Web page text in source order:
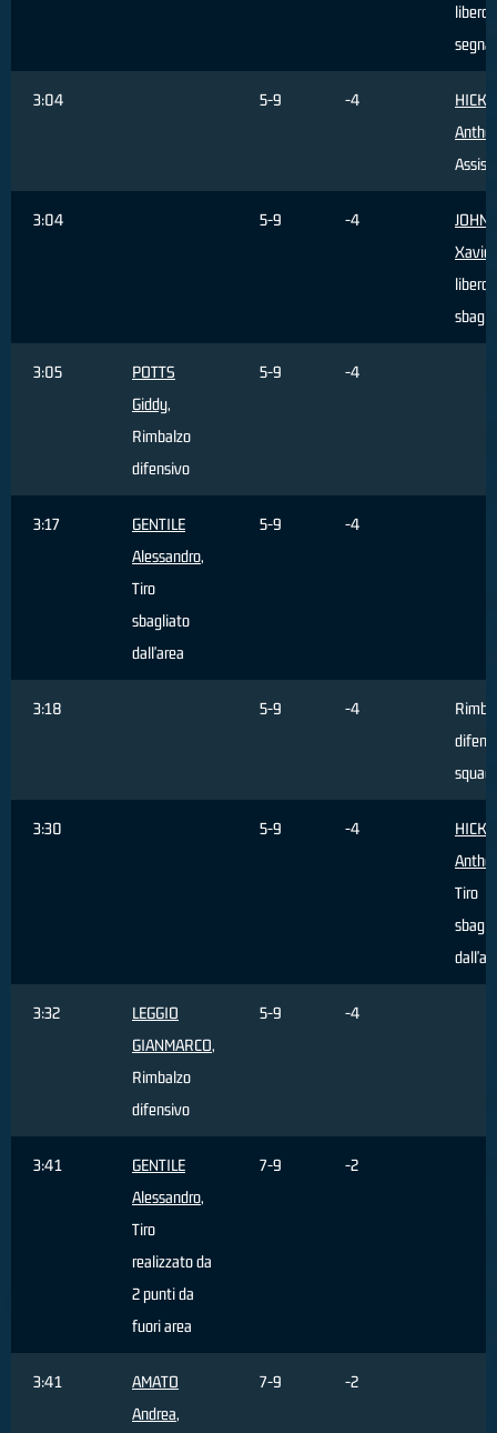
libero
3:04 5-9 -4
Assist
3:04 5-9 -4
Xavier
libero
3:05
POTTS
Giddy,
Rimbalzo
difensivo
5-9 -4
3:17
GENTILE
Alessandro,
Tiro
sbagliato
dall'area
5-9 -4
3:18 5-9 -4
3:30 5-9 -4
Tiro
3:32
LEGGIO
GIANMARCO,
Rimbalzo
difensivo
5-9 -4
3:41
GENTILE
Alessandro,
Tiro
realizzato da
2 punti da
fuori area
7-9 -2
3:41
AMATO
Andrea,
7-9 -2